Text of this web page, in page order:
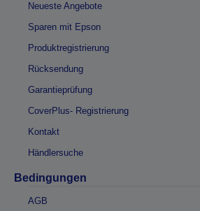
Neueste Angebote
Sparen mit Epson
Produktregistrierung
Rücksendung
Garantieprüfung
CoverPlus- Registrierung
Kontakt
Händlersuche
Bedingungen
AGB